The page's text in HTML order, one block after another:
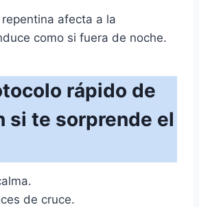
afecta a la
como si fuera de noche.
rápido de
si te sorprende el
de cruce.